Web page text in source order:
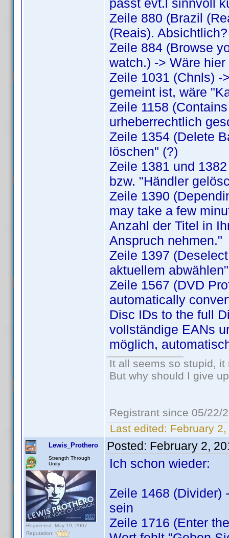
passt evt.l sinnvoll
Zeile 880 (Brazil
(Reais). Absichtlich?
Zeile 884 (Browse
watch.) -> Wäre
Zeile 1031 (Chnls) -
gemeint ist, wäre
Zeile 1158
urheberrechtlich
Zeile 1354 (Delete
löschen" (?)
Zeile 1381 und
bzw. "Händler
Zeile 1390
may take a few
Anzahl der Titel in
Anspruch nehmen."
Zeile 1397
aktuellem abwählen"
Zeile 1567 (DVD
automatically
Disc IDs to the full
vollständige EANs
möglich,
It all seems so stupid,
But why should I give
Registrant since 05/22/
Last edited: February
Lewis_Prothero
Strength Through
Unity
Registered: May 19, 2007
Reputation:
Posted: February 2,
Ich schon wieder:
Zeile 1468 (Divider)
sein
Zeile 1716 (Enter